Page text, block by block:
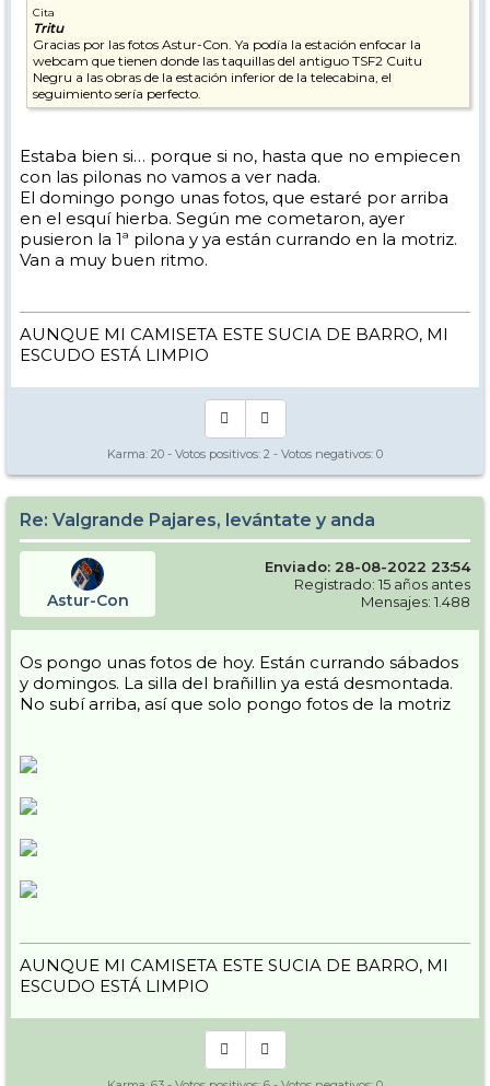
Cita
Tritu
Gracias por las fotos Astur-Con. Ya podía la estación enfocar la
webcam que tienen donde las taquillas del antiguo TSF2 Cuitu
Negru a las obras de la estación inferior de la telecabina, el
seguimiento sería perfecto.
Estaba bien si… porque si no, hasta que no empiecen
con las pilonas no vamos a ver nada.
El domingo pongo unas fotos, que estaré por arriba
en el esquí hierba. Según me cometaron, ayer
pusieron la 1ª pilona y ya están currando en la motriz.
Van a muy buen ritmo.
AUNQUE MI CAMISETA ESTE SUCIA DE BARRO, MI
ESCUDO ESTÁ LIMPIO
Karma: 20 - Votos positivos: 2 - Votos negativos: 0
Re: Valgrande Pajares, levántate y anda
Astur-Con
Enviado: 28-08-2022 23:54
Registrado: 15 años antes
Mensajes: 1.488
Os pongo unas fotos de hoy. Están currando sábados
y domingos. La silla del brañillin ya está desmontada.
No subí arriba, así que solo pongo fotos de la motriz
AUNQUE MI CAMISETA ESTE SUCIA DE BARRO, MI
ESCUDO ESTÁ LIMPIO